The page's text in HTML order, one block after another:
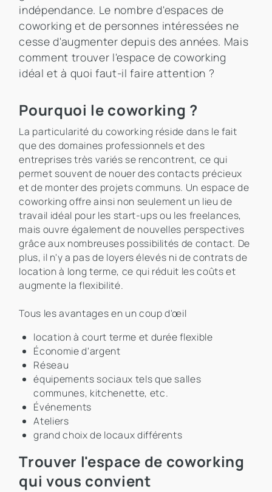
indépendance. Le nombre d'espaces de
coworking et de personnes intéressées ne
cesse d'augmenter depuis des années. Mais
comment trouver l'espace de coworking
idéal et à quoi faut-il faire attention ?
Pourquoi le coworking ?
La particularité du coworking réside dans le fait
que des domaines professionnels et des
entreprises très variés se rencontrent, ce qui
permet souvent de nouer des contacts précieux
et de monter des projets communs. Un espace de
coworking offre ainsi non seulement un lieu de
travail idéal pour les start-ups ou les freelances,
mais ouvre également de nouvelles perspectives
grâce aux nombreuses possibilités de contact. De
plus, il n'y a pas de loyers élevés ni de contrats de
location à long terme, ce qui réduit les coûts et
augmente la flexibilité.
Tous les avantages en un coup d'œil
location à court terme et durée flexible
Économie d'argent
Réseau
équipements sociaux tels que salles
communes, kitchenette, etc.
Événements
Ateliers
grand choix de locaux différents
Trouver l'espace de coworking
qui vous convient